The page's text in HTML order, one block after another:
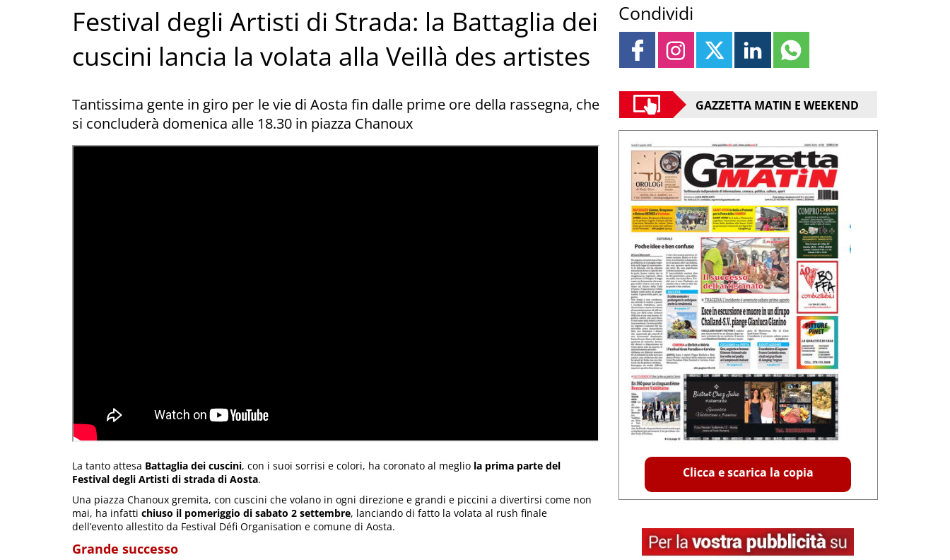
Festival degli Artisti di Strada: la Battaglia dei
cuscini lancia la volata alla Veillà des artistes
Tantissima gente in giro per le vie di Aosta fin dalle prime ore della rassegna, che
si concluderà domenica alle 18.30 in piazza Chanoux
La tanto attesa Battaglia dei cuscini, con i suoi sorrisi e colori, ha coronato al meglio la prima parte del
Festival degli Artisti di strada di Aosta.
Una piazza Chanoux gremita, con cuscini che volano in ogni direzione e grandi e piccini a divertirsi come non
mai, ha infatti chiuso il pomeriggio di sabato 2 settembre, lanciando di fatto la volata al rush finale
dell’evento allestito da Festival Défi Organisation e comune di Aosta.
Grande successo
Condividi
GAZZETTA MATIN E WEEKEND
Clicca e scarica la copia